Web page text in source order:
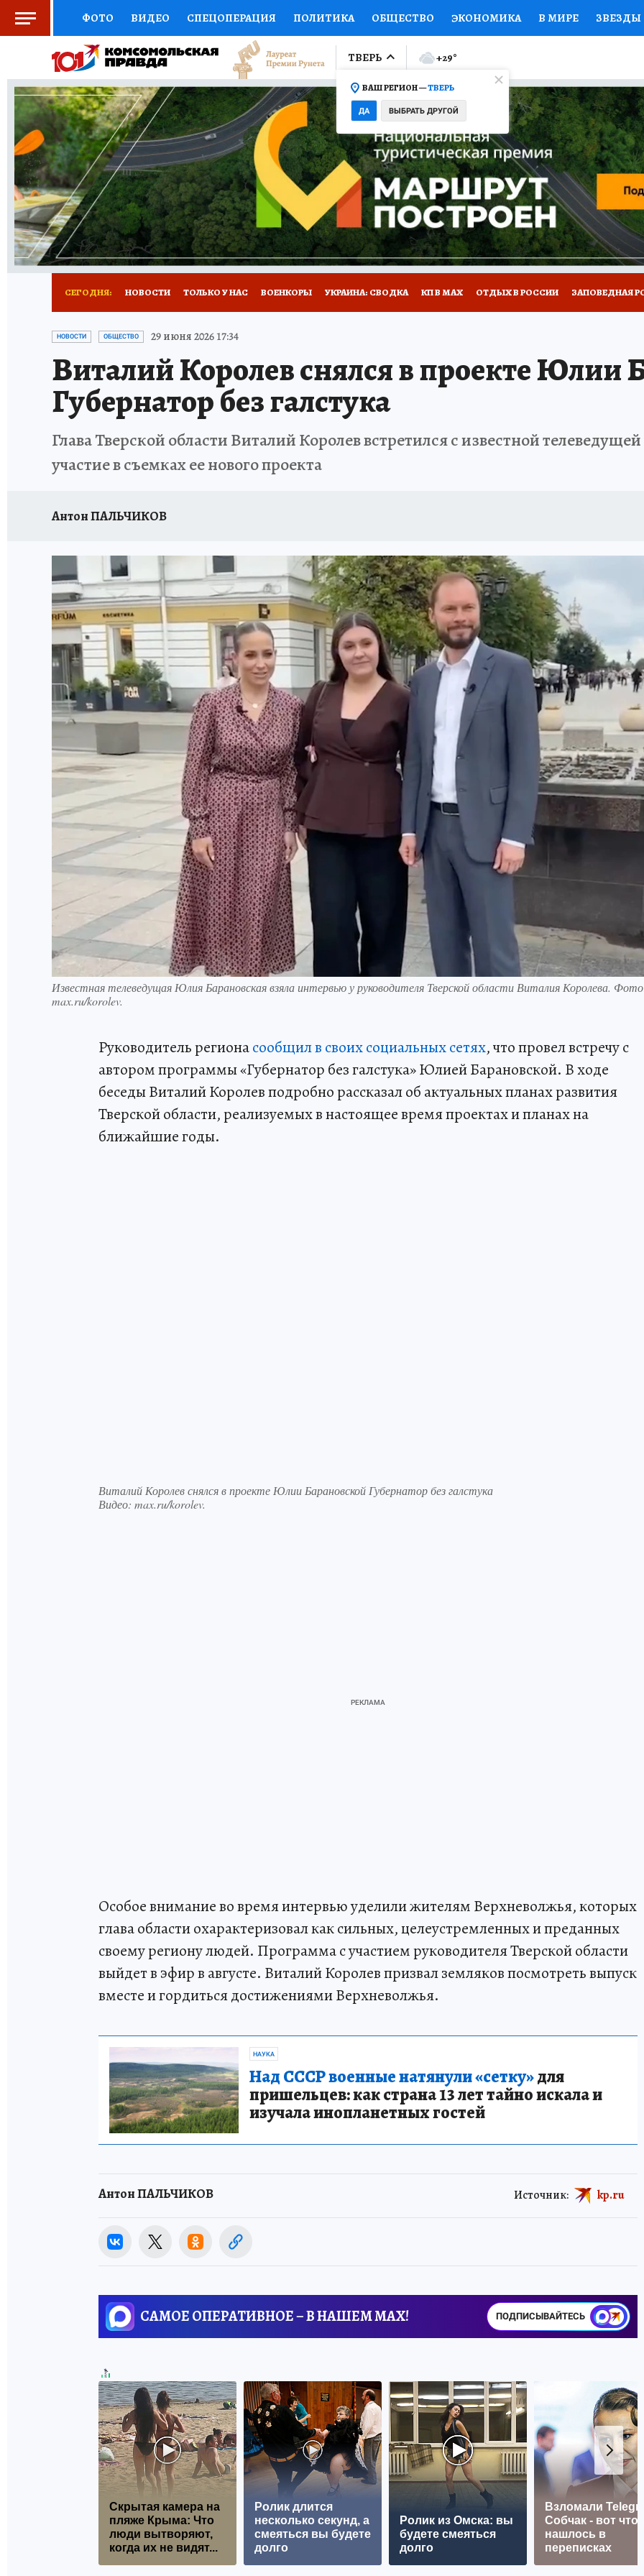
ФОТО ВИДЕО СПЕЦОПЕРАЦИЯ ПОЛИТИКА ОБЩЕСТВО ЭКОНОМИКА В МИРЕ ЗВЕЗДЫ
СОЦПОДДЕРЖКА НАУКА СПОРТ КОЛУМНИСТЫ ПРОИСШЕСТВИЯ
ВЫБОР ЭКСПЕРТОВ ДОКТОР ФИНАНСЫ ОТКРЫВАЕМ МИР Я ЗНАЮ СЕМЬЯ ЖЕНСКИЕ
КНИЖНАЯ ПОЛКА ПРОГНОЗЫ НА СПОРТ ПРОМОКОДЫ СЕРИАЛЫ СПЕЦПРОЕКТЫ
ПРЕСС-ЦЕНТР НЕДВИЖИМОСТЬ ТЕЛЕВИЗОР КОЛЛЕКЦИИ КОНКУРСЫ РАБОТА У НАС
РАДИО КП РЕКЛАМА ТЕСТЫ НОВОЕ НА САЙТЕ
ТВЕРЬ
ВАШ РЕГИОН —ТВЕРЬ
ДА ВЫБРАТЬ ДРУГОЙ
+29°
СЕГОДНЯ: НОВОСТИ ТОЛЬКО У НАС ВОЕНКОРЫ УКРАИНА: СВОДКА КП В МАХ ОТДЫХ В РОССИИ ЗАПОВЕДНАЯ
ИСПЫТАНО НА СЕБЕ
НОВОСТИ ОБЩЕСТВО 29 июня 2026 17:34
Виталий Королев снялся в проекте Юлии
Губернатор без галстука
Глава Тверской области Виталий Королев встретился с известной
участие в съемках ее нового проекта
Антон ПАЛЬЧИКОВ
Известная телеведущая Юлия Барановская взяла интервью у руководителя Тверской области Виталия Королева.
max.ru/korolev.
Руководитель регионасообщил в своих социальных сетях, что провел встречу с
автором программы «Губернатор без галстука» Юлией Барановской. В ходе
беседы Виталий Королев подробно рассказал об актуальных планах развития
Тверской области, реализуемых в настоящее время проектах и планах на
ближайшие годы.
Виталий Королев снялся в проекте Юлии Барановской Губернатор без галстука
Видео: max.ru/korolev.
Особое внимание во время интервью уделили жителям Верхневолжья, которых
глава области охарактеризовал как сильных, целеустремленных и преданных
своему региону людей. Программа с участием руководителя Тверской области
выйдет в эфир в августе. Виталий Королев призвал земляков посмотреть выпуск
вместе и гордиться достижениями Верхневолжья.
НАУКА
Над СССР военные натянули «сетку»для
пришельцев: как страна 13 лет тайно искала и
изучала инопланетных гостей
Антон ПАЛЬЧИКОВ Источник: kp.ru
САМОЕ ОПЕРАТИВНОЕ – В НАШЕМ MAX! ПОДПИСЫВАЙТЕСЬ
Скрытая камера на
пляже Крыма: Что
люди вытворяют,
когда их не видят...
Ролик длится
несколько секунд, а
смеяться вы будете
долго
Ролик из Омска: вы
будете смеяться
долго
Взломали
Собчак - вот что
нашлось в
переписках